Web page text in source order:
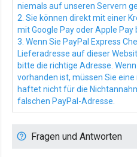
niemals auf unseren Servern
2. Sie können direkt mit einer
mit Google Pay oder Apple Pay
3. Wenn Sie PayPal Express
Lieferadresse auf dieser
bitte die richtige Adresse.
vorhanden ist, müssen Sie
haftet nicht für die
falschen PayPal-Adresse.
Fragen und Antworten